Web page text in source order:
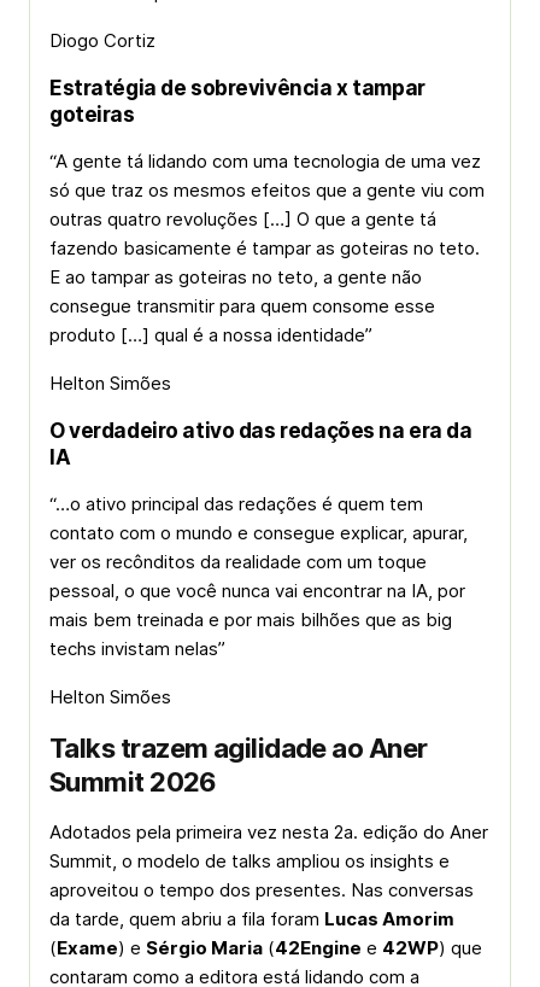
Diogo Cortiz
Estratégia de sobrevivência x tampar
goteiras
“A gente tá lidando com uma tecnologia de uma vez
só que traz os mesmos efeitos que a gente viu com
outras quatro revoluções […] O que a gente tá
fazendo basicamente é tampar as goteiras no teto.
E ao tampar as goteiras no teto, a gente não
consegue transmitir para quem consome esse
produto […] qual é a nossa identidade”
Helton Simões
O verdadeiro ativo das redações na era da
IA
“…o ativo principal das redações é quem tem
contato com o mundo e consegue explicar, apurar,
ver os recônditos da realidade com um toque
pessoal, o que você nunca vai encontrar na IA, por
mais bem treinada e por mais bilhões que as big
techs invistam nelas”
Helton Simões
Talks trazem agilidade ao Aner
Summit 2026
Adotados pela primeira vez nesta 2a. edição do Aner
Summit, o modelo de talks ampliou os insights e
aproveitou o tempo dos presentes. Nas conversas
da tarde, quem abriu a fila foram Lucas Amorim
(Exame) e Sérgio Maria (42Engine e 42WP) que
contaram como a editora está lidando com a